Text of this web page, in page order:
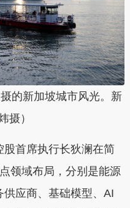
的新加坡城市风光。新
摄）
首席执行长狄澜在简
领域布局，分别是能源
应商、基础模型、AI